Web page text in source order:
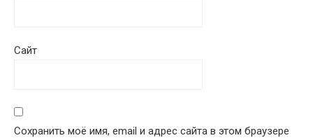
Сайт
Сохранить моё имя, email и адрес сайта в этом браузере